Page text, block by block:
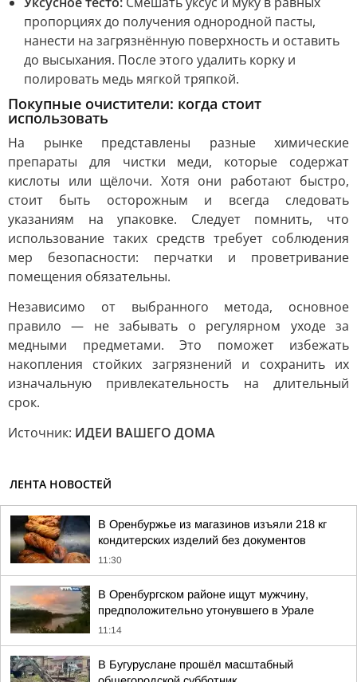
пропорциях до получения однородной пасты,
нанести на загрязнённую поверхность и оставить
до высыхания. После этого удалить корку и
полировать медь мягкой тряпкой.
Покупные очистители: когда стоит
использовать
На рынке представлены разные химические
препараты для чистки меди, которые содержат
кислоты или щёлочи. Хотя они работают быстро,
стоит быть осторожным и всегда следовать
указаниям на упаковке. Следует помнить, что
использование таких средств требует соблюдения
мер безопасности: перчатки и проветривание
помещения обязательны.
Независимо от выбранного метода, основное
правило — не забывать о регулярном уходе за
медными предметами. Это поможет избежать
накопления стойких загрязнений и сохранить их
изначальную привлекательность на длительный
срок.
Источник: ИДЕИ ВАШЕГО ДОМА
ЛЕНТА НОВОСТЕЙ
В Оренбуржье из магазинов изъяли 218 кг
кондитерских изделий без документов
11:30
В Оренбургском районе ищут мужчину,
предположительно утонувшего в Урале
11:14
В Бугуруслане прошёл масштабный